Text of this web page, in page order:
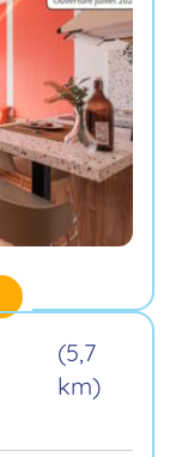
(5,7
km)